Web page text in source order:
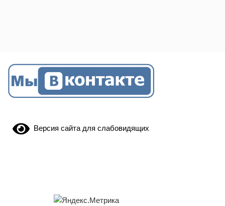
Версия сайта для слабовидящих